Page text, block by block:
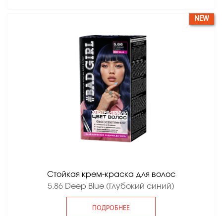
Стойкая крем-краска для волос
5.86 Deep Blue (Глубокий синий)
ПОДРОБНЕЕ
NEW